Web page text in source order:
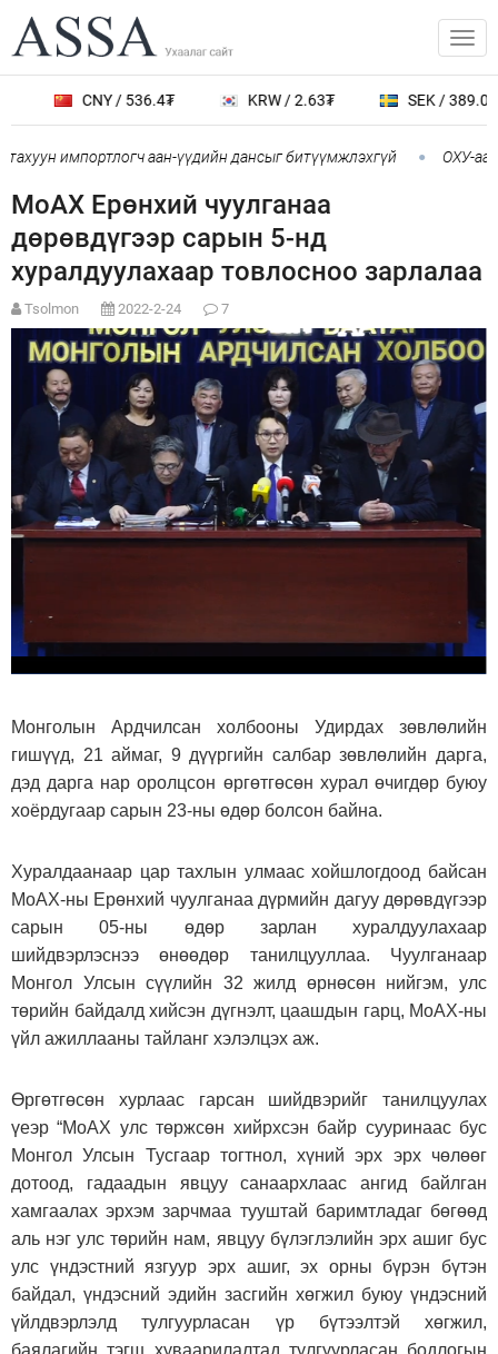
CNY / 536.4₮ KRW / 2.63₮ SEK / 389.0₮
импортлогч аан-үүдийн дансыг битүүмжлэхгүй ОХУ-аас
МоАХ Ерөнхий чуулганаа
дөрөвдүгээр сарын 5-нд
хуралдуулахаар товлосноо зарлалаа
Tsolmon 2022-2-24 7
Монголын Ардчилсан холбооны Удирдах зөвлөлийн
гишүүд, 21 аймаг, 9 дүүргийн салбар зөвлөлийн дарга,
дэд дарга нар оролцсон өргөтгөсөн хурал өчигдөр буюу
хоёрдугаар сарын 23-ны өдөр болсон байна.
Хуралдаанаар цар тахлын улмаас хойшлогдоод байсан
МоАХ-ны Ерөнхий чуулганаа дүрмийн дагуу дөрөвдүгээр
сарын 05-ны өдөр зарлан хуралдуулахаар
шийдвэрлэснээ өнөөдөр танилцууллаа. Чуулганаар
Монгол Улсын сүүлийн 32 жилд өрнөсөн нийгэм, улс
төрийн байдалд хийсэн дүгнэлт, цаашдын гарц, МоАХ-ны
үйл ажиллааны тайланг хэлэлцэх аж.
Өргөтгөсөн хурлаас гарсан шийдвэрийг танилцуулах
үеэр“МоАХ улс төржсөн хийрхсэн байр сууринаас бус
Монгол Улсын Тусгаар тогтнол, хүний эрх эрх чөлөөг
дотоод, гадаадын явцуу санаархлаас ангид байлган
хамгаалах эрхэм зарчмаа тууштай баримтладаг бөгөөд
аль нэг улс төрийн нам, явцуу бүлэглэлийн эрх ашиг бус
улс үндэстний язгуур эрх ашиг, эх орны бүрэн бүтэн
байдал, үндэсний эдийн засгийн хөгжил буюу үндэсний
үйлдвэрлэлд тулгуурласан үр бүтээлтэй хөгжил,